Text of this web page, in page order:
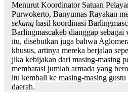
Menurut Koordinator Satuan
Purwokerto, Banyumas Rayakan
sekang hasil koordinasi
Barlingmascakeb dianggap sebagai
itu, disebutkan juga bahwa
khusus, artinya mereka berjalan
jika kebijakan dari masing-masing
membatasi jumlah armada yang
itu kembali ke masing-masing
daerah.